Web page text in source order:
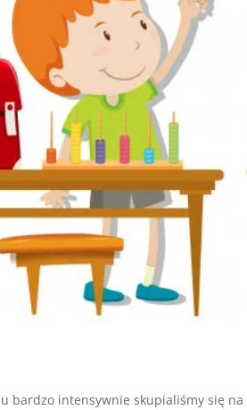
bardzo intensywnie skupialiśmy się